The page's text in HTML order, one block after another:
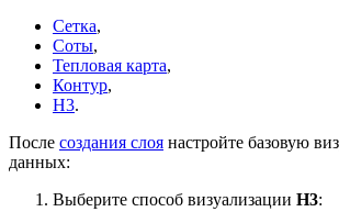
Сетка,
Соты,
Тепловая карта,
Контур,
H3.
После создания слоя настройте базовую
данных:
Выберите способ визуализации H3: